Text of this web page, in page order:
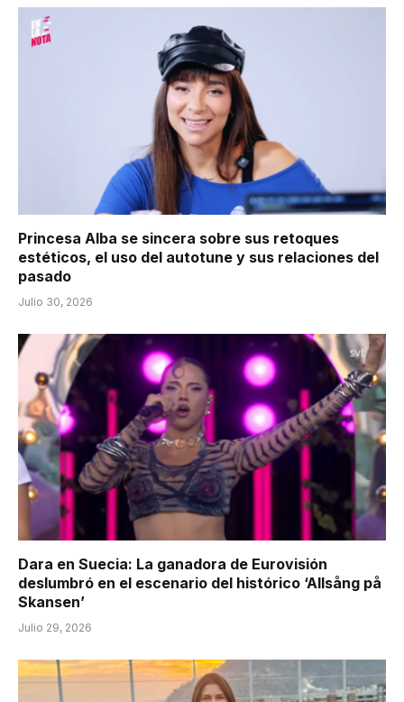
Princesa Alba se sincera sobre sus retoques
estéticos, el uso del autotune y sus relaciones del
pasado
Julio 30, 2026
Dara en Suecia: La ganadora de Eurovisión
deslumbró en el escenario del histórico ‘Allsång på
Skansen’
Julio 29, 2026